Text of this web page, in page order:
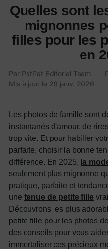
Quelles sont
mignonnes
filles pour les
en
Par PatPat Editorial Team
Mis à jour le 26 janv. 2026
Les photos de famille sont
instantanés d'amour, de
trop vite. Et pour habiller
parfaite, choisir la bonne
différence. En 2025, la
seulement plus mignonne
pratique, parfaite et
une tenue de petite fille
Découvrons les plus
petite fille pour les photos
des conseils pour vous
immortaliser ces précieux